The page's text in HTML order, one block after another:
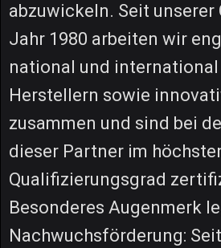
abzuwickeln. Seit unserer
Jahr 1980 arbeiten wir
national und
Herstellern sowie
zusammen und sind bei
dieser Partner im
Qualifizierungsgrad
Besonderes Augenmerk
Nachwuchsförderung: